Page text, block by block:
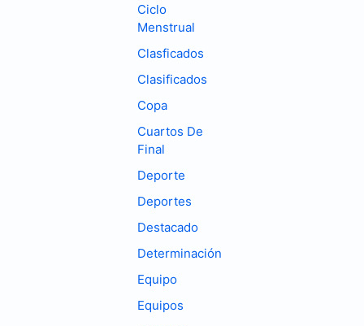
Ciclo
Menstrual
Clasficados
Clasificados
Copa
Cuartos De
Final
Deporte
Deportes
Destacado
Determinación
Equipo
Equipos